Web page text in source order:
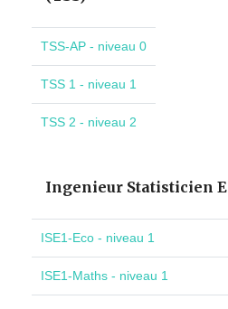
TSS-AP - niveau 0
TSS 1 - niveau 1
TSS 2 - niveau 2
Ingenieur Statisticien
ISE1-Eco - niveau 1
ISE1-Maths - niveau 1